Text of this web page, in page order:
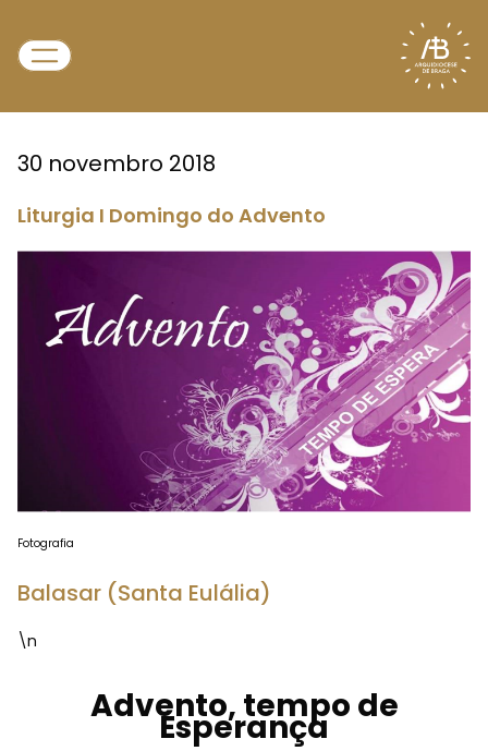
30 novembro 2018
Liturgia I Domingo do Advento
Fotografia
Balasar (Santa Eulália)
\n
Advento, tempo de
Esperança